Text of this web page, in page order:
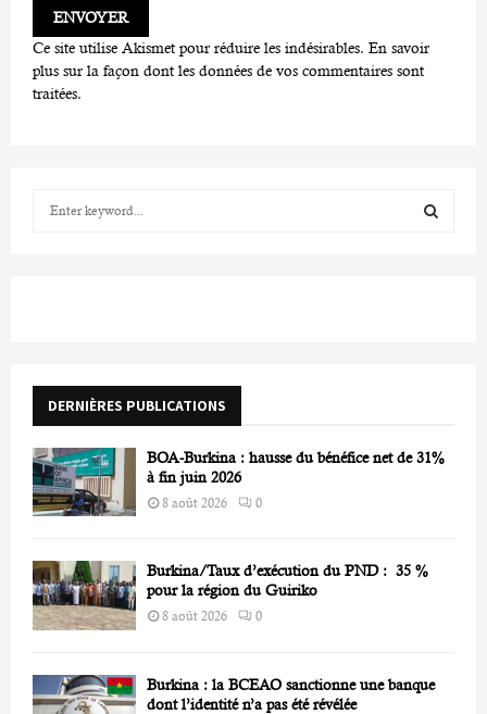
Ce site utilise Akismet pour réduire les indésirables. En savoir
plus sur la façon dont les données de vos commentaires sont
traitées.
r
DERNIÈRES PUBLICATIONS
BOA-Burkina : hausse du bénéfice net de 31%
à fin juin 2026
8 août 2026 0
Burkina/Taux d’exécution du PND : 35 %
pour la région du Guiriko
8 août 2026 0
Burkina : la BCEAO sanctionne une banque
dont l’identité n’a pas été révélée